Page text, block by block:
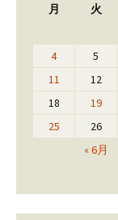
月
火
« 6月
4
5
11
12
18
19
25
26